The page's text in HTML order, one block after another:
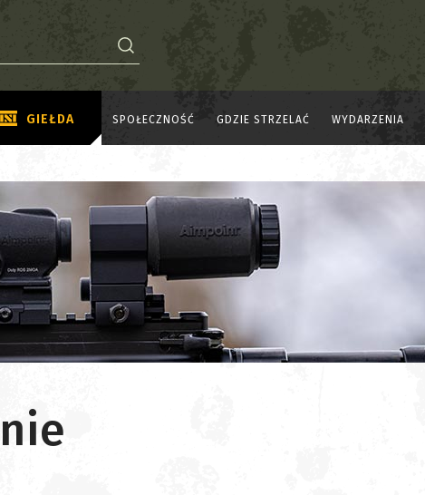
GIEŁDA SPOŁECZNOŚĆ GDZIE STRZELAĆ WYDARZENIA